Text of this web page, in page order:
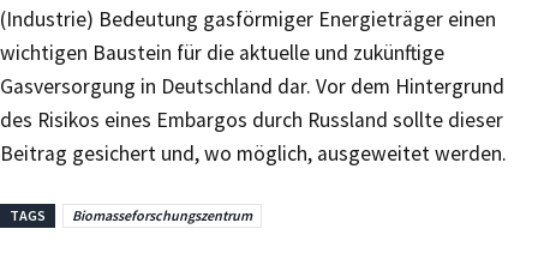
(Industrie) Bedeutung gasförmiger Energieträger einen
wichtigen Baustein für die aktuelle und zukünftige
Gasversorgung in Deutschland dar. Vor dem Hintergrund
des Risikos eines Embargos durch Russland sollte dieser
Beitrag gesichert und, wo möglich, ausgeweitet werden.
TAGS Biomasseforschungszentrum